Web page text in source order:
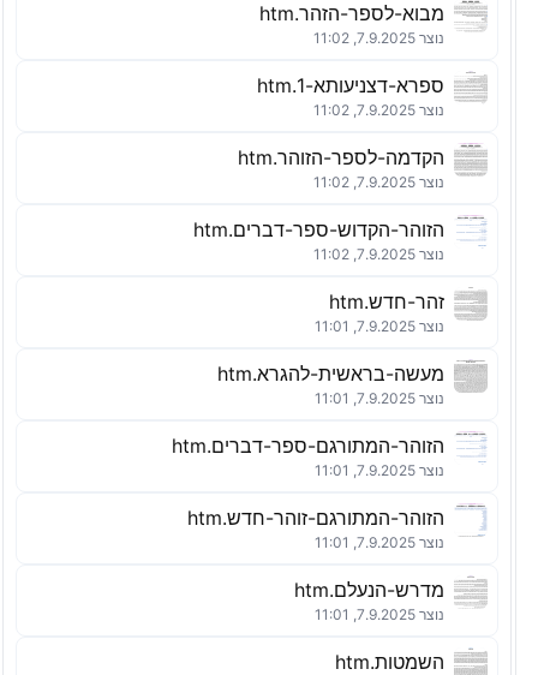
מבוא-לספר-הזהר.htm
נוצר 7.9.2025, 11:02
ספרא-דצניעותא-1.htm
נוצר 7.9.2025, 11:02
הקדמה-לספר-הזוהר.htm
נוצר 7.9.2025, 11:02
הזוהר-הקדוש-ספר-דברים.htm
נוצר 7.9.2025, 11:02
זהר-חדש.htm
נוצר 7.9.2025, 11:01
מעשה-בראשית-להגרא.htm
נוצר 7.9.2025, 11:01
הזוהר-המתורגם-ספר-דברים.htm
נוצר 7.9.2025, 11:01
הזוהר-המתורגם-זוהר-חדש.htm
נוצר 7.9.2025, 11:01
מדרש-הנעלם.htm
נוצר 7.9.2025, 11:01
השמטות.htm